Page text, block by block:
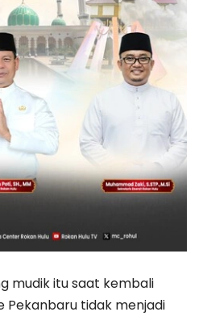
mudik itu saat kembali
Pekanbaru tidak menjadi